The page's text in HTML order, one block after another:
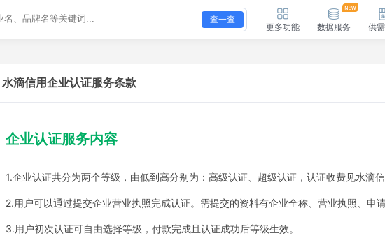
查一查
更多功能 数据服务 供
水滴信用企业认证服务条款
企业认证服务内容
1.企业认证共分为两个等级，由低到高分别为：高级认证、超级认证，认证收费见水滴信
2.用户可以通过提交企业营业执照完成认证。需提交的资料有企业全称、营业执照、申
3.用户初次认证可自由选择等级，付款完成且认证成功后等级生效。